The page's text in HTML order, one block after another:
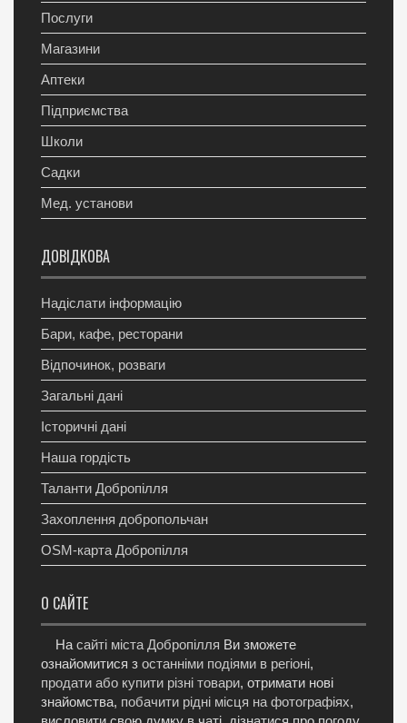
Послуги
Магазини
Аптеки
Підприємства
Школи
Садки
Мед. установи
ДОВІДКОВА
Надіслати інформацію
Бари, кафе, ресторани
Відпочинок, розваги
Загальні дані
Історичні дані
Наша гордість
Таланти Добропілля
Захоплення добропольчан
OSM-карта Добропілля
О САЙТЕ
На сайті міста Добропілля Ви зможете
ознайомитися з останніми подіями в регіоні,
продати або купити різні товари, отримати нові
знайомства, побачити рідні місця на фотографіях,